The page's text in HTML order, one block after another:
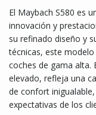
El Maybach S580 es
innovación y
su refinado diseño y
técnicas, este
coches de gama alta.
elevado, refleja una
de confort
expectativas de los